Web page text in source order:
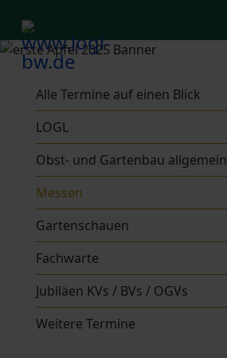
Alle Termine auf einen Blick
LOGL
Obst- und Gartenbau allgemein
Messen
Gartenschauen
Fachwarte
Jubiläen KVs / BVs / OGVs
Weitere Termine